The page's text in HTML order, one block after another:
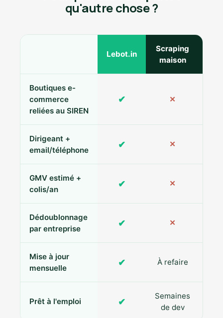
qu'autre chose ?
Lebot.in
Scraping
maison
Boutiques e-
commerce
reliées au SIREN
✔ ✕
Dirigeant +
email/téléphone
✔ ✕
GMV estimé +
colis/an
✔ ✕
Dédoublonnage
par entreprise
✔ ✕
Mise à jour
mensuelle
✔ À refaire
Prêt à l'emploi ✔
Semaines
de dev